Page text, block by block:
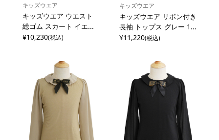
キッズウエア
キッズウエア ウエスト
総ゴム スカート イエ...
¥10,230(税込)
キッズウエア
キッズウエア リボン付き
長袖 トップス グレー 1...
¥11,220(税込)